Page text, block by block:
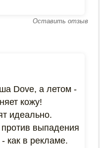
Оставить отзыв
Dove, а летом -
кожу!
идеально.
выпадения
как в рекламе.